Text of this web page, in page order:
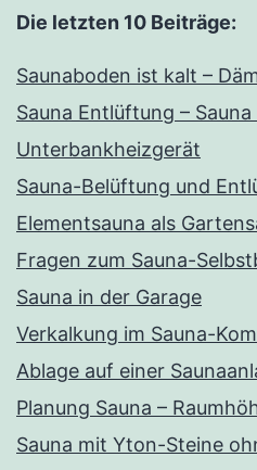
Die letzten 10 Beiträge:
Saunaboden ist kalt –
Sauna Entlüftung –
Unterbankheizgerät
Sauna-Belüftung und
Elementsauna als
Fragen zum Sauna-
Sauna in der Garage
Verkalkung im Sauna-
Ablage auf einer
Planung Sauna –
Sauna mit Yton-Steine